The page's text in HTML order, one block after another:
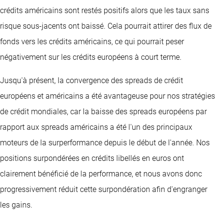
crédits américains sont restés positifs alors que les taux sans
risque sous-jacents ont baissé. Cela pourrait attirer des flux de
fonds vers les crédits américains, ce qui pourrait peser
négativement sur les crédits européens à court terme.
Jusqu'à présent, la convergence des spreads de crédit
européens et américains a été avantageuse pour nos stratégies
de crédit mondiales, car la baisse des spreads européens par
rapport aux spreads américains a été l'un des principaux
moteurs de la surperformance depuis le début de l'année. Nos
positions surpondérées en crédits libellés en euros ont
clairement bénéficié de la performance, et nous avons donc
progressivement réduit cette surpondération afin d'engranger
les gains.